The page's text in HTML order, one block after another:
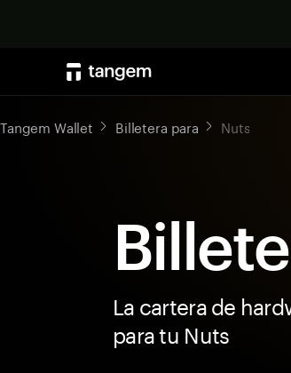
Tangem Wallet Billetera para Nuts
La cartera de
para tu Nuts